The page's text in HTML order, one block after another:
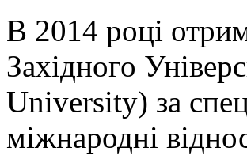
В 2014 році
Західного
University) за
міжнародні